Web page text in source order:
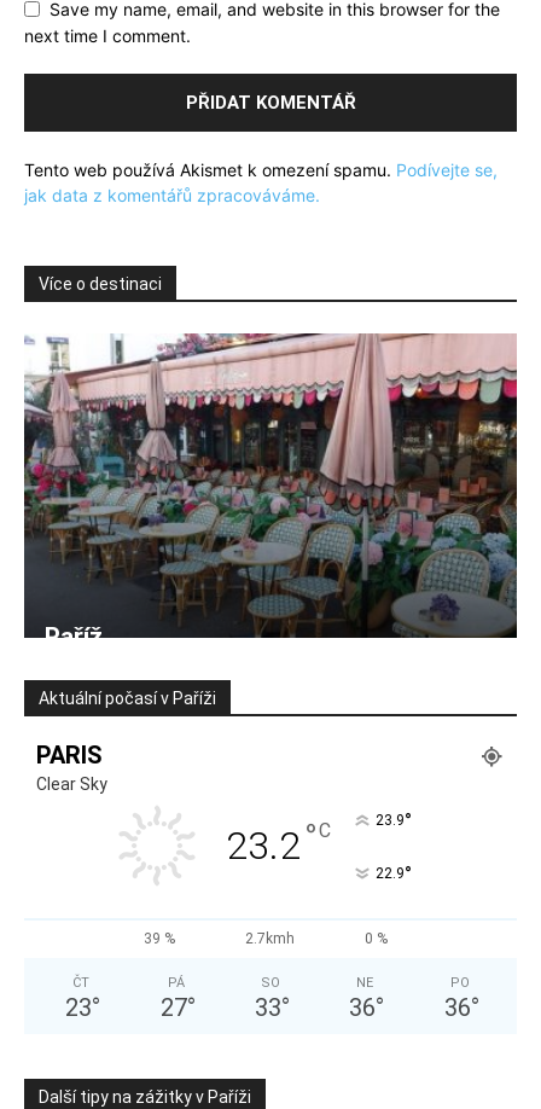
Save my name, email, and website in this browser for the
next time I comment.
Tento web používá Akismet k omezení spamu. Podívejte se,
jak data z komentářů zpracováváme.
Více o destinaci
Paříž
Aktuální počasí v Paříži
PARIS
Clear Sky
23.2°C 23.9°
22.9°
39 % 2.7kmh 0 %
ČT
23°
PÁ
27°
SO
33°
NE
36°
PO
36°
Další tipy na zážitky v Paříži